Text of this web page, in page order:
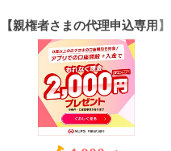
【親権者さまの代理申込専用】
三菱ＵＦＪ銀行 お子さま用口